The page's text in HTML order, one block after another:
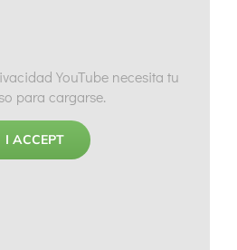
YouTube necesita tu
para cargarse.
I ACCEPT